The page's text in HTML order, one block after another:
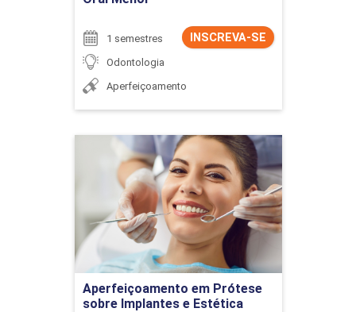
INSCREVA-SE
1 semestres
Odontologia
Aperfeiçoamento
Aperfeiçoamento em Prótese
sobre Implantes e Estética
Aperfeiçoamento em
Prótese sobre Implantes e
Estética
Detalhes do curso